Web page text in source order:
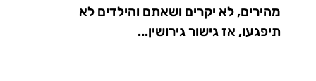
מהירים, לא יקרים ושאתם והילדים לא
תיפגעו, אז גישור גירושין...